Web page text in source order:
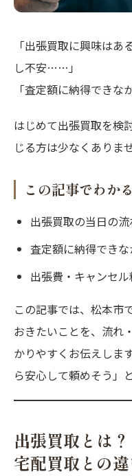
「出張買取に興味は
し不安……」
「査定額に納得できな
はじめて出張買取を検
じる方は少なくありま
この記事でわか
出張買取の当日の流
査定額に納得でき
出張費・キャンセ
この記事では、松本市
おきたいことを、流れ
かりやすくお伝えしま
ら安心して頼めそう」
出張買取とは
宅配買取との